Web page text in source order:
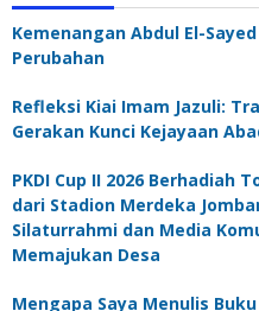
Kemenangan Abdul El-
Perubahan
Refleksi Kiai Imam Jazuli:
Gerakan Kunci Kejayaan
PKDI Cup II 2026 Berhadiah
dari Stadion Merdeka
Silaturrahmi dan Media
Memajukan Desa
Mengapa Saya Menulis